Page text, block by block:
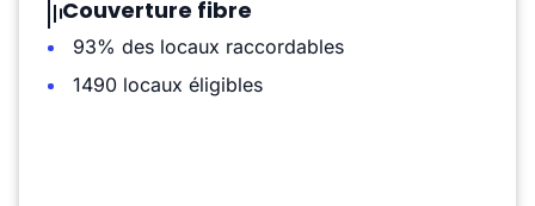
Couverture fibre
93% des locaux raccordables
1490 locaux éligibles